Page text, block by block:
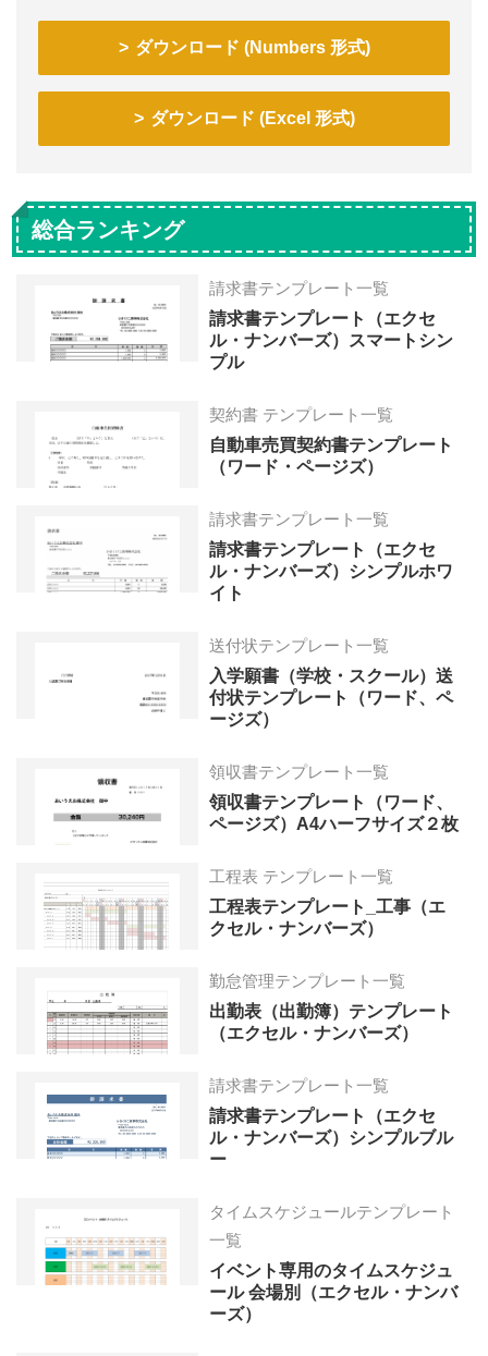
ダウンロード (Numbers 形式)
ダウンロード (Excel 形式)
総合ランキング
請求書テンプレート一覧
請求書テンプレート（エクセ
ル・ナンバーズ）スマートシン
プル
契約書 テンプレート一覧
自動車売買契約書テンプレート
（ワード・ページズ）
請求書テンプレート一覧
請求書テンプレート（エクセ
ル・ナンバーズ）シンプルホワ
イト
送付状テンプレート一覧
入学願書（学校・スクール）送
付状テンプレート（ワード、ペ
ージズ）
領収書テンプレート一覧
領収書テンプレート（ワード、
ページズ）A4ハーフサイズ２枚
工程表 テンプレート一覧
工程表テンプレート_工事（エ
クセル・ナンバーズ）
勤怠管理テンプレート一覧
出勤表（出勤簿）テンプレート
（エクセル・ナンバーズ）
請求書テンプレート一覧
請求書テンプレート（エクセ
ル・ナンバーズ）シンプルブル
ー
タイムスケジュールテンプレート
一覧
イベント専用のタイムスケジュ
ール 会場別（エクセル・ナンバ
ーズ）